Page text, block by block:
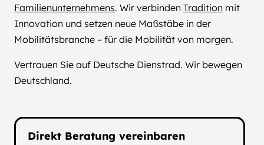
Familienunternehmens. Wir verbinden Tradition mit
Innovation und setzen neue Maßstäbe in der
Mobilitätsbranche – für die Mobilität von morgen.
Vertrauen Sie auf Deutsche Dienstrad. Wir bewegen
Deutschland.
Direkt Beratung vereinbaren